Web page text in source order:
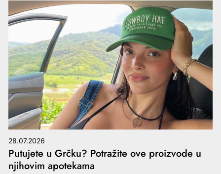
28.07.2026
Putujete u Grčku? Potražite ove proizvode u
njihovim apotekama